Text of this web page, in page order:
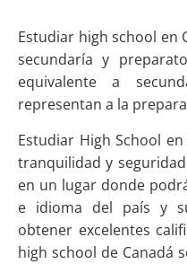
Estudiar high school en
secundaría y
equivalente a
representan a la
Estudiar High School
tranquilidad y
en un lugar donde
e idioma del país y
obtener excelentes
high school de Canadá